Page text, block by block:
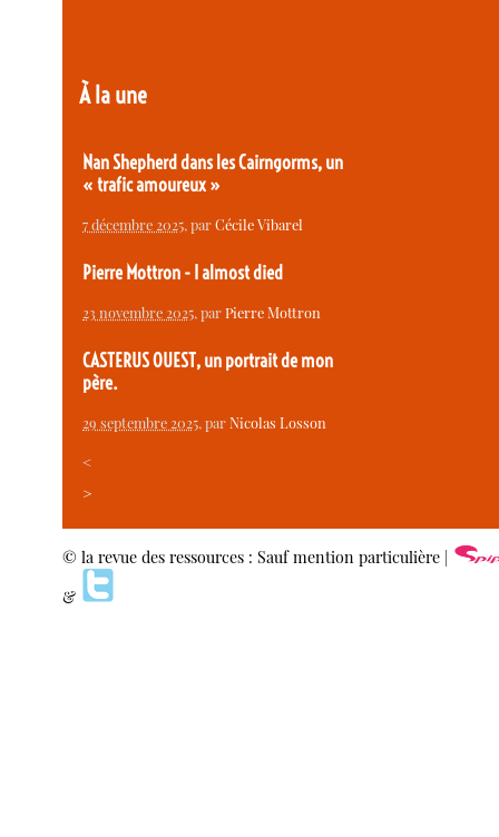
À la une
Nan Shepherd dans les Cairngorms, un
« trafic amoureux »
7 décembre 2025, parCécile Vibarel
Pierre Mottron - I almost died
23 novembre 2025, parPierre Mottron
CASTERUS OUEST, un portrait de mon
père.
29 septembre 2025, parNicolas Losson
<
>
© la revue des ressources : Sauf mention particulière |
&